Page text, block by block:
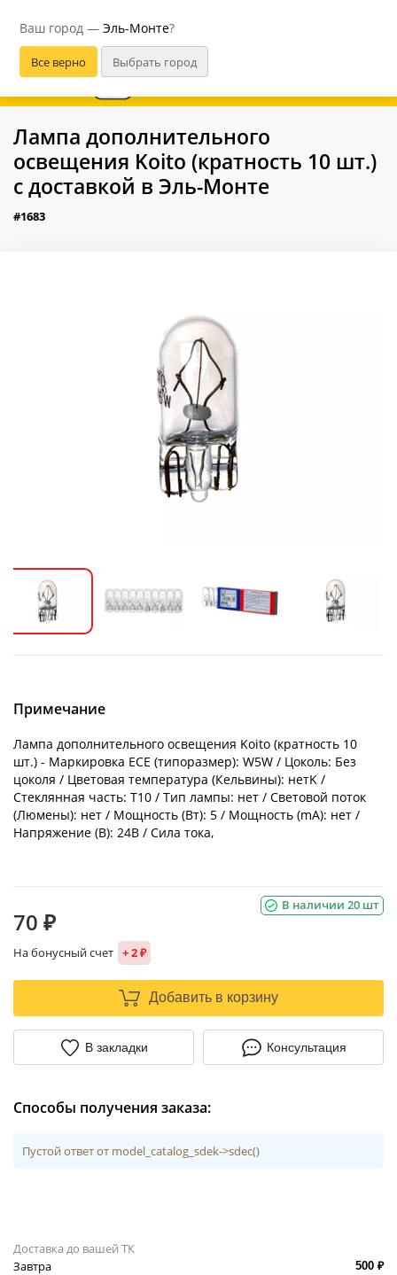
Ваш город — Эль-Монте?
В приложении удобнее
Лампа дополнительного
освещения Koito (кратность 10 шт.)
с доставкой в Эль-Монте
#1683
Примечание
Лампа дополнительного освещения Koito (кратность 10
шт.) - Маркировка ECE (типоразмер): W5W / Цоколь: Без
цоколя / Цветовая температура (Кельвины): нетK /
Стеклянная часть: T10 / Тип лампы: нет / Световой поток
(Люмены): нет / Мощность (Вт): 5 / Мощность (mA): нет /
Напряжение (В): 24В / Сила тока,
В наличии 20 шт
70 ₽
На бонусный счет + 2 ₽
Добавить в корзину
В закладки Консультация
Способы получения заказа:
Пустой ответ от model_catalog_sdek->sdec()
Доставка до вашей ТК
Завтра
500 ₽